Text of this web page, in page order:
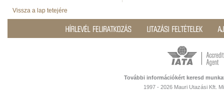
Vissza a lap tetejére
További információkért keresd
1997 - 2026 Mauri Utazási Kft.